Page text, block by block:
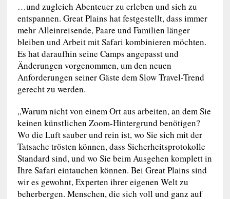
…und zugleich Abenteuer zu erleben und sich zu
entspannen. Great Plains hat festgestellt, dass immer
mehr Alleinreisende, Paare und Familien länger
bleiben und Arbeit mit Safari kombinieren möchten.
Es hat daraufhin seine Camps angepasst und
Änderungen vorgenommen, um den neuen
Anforderungen seiner Gäste dem Slow Travel-Trend
gerecht zu werden.
„Warum nicht von einem Ort aus arbeiten, an dem Sie
keinen künstlichen Zoom-Hintergrund benötigen?
Wo die Luft sauber und rein ist, wo Sie sich mit der
Tatsache trösten können, dass Sicherheitsprotokolle
Standard sind, und wo Sie beim Ausgehen komplett in
Ihre Safari eintauchen können. Bei Great Plains sind
wir es gewohnt, Experten ihrer eigenen Welt zu
beherbergen. Menschen, die sich voll und ganz auf